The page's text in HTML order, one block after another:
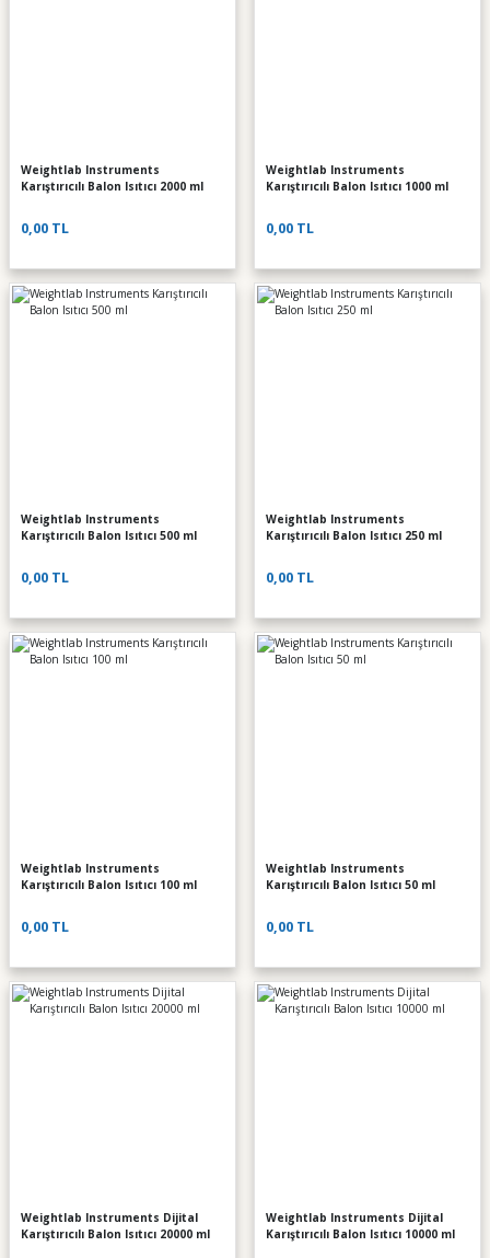
Weightlab Instruments
Karıştırıcılı Balon Isıtıcı 2000 ml
0,00 TL
Weightlab Instruments
Karıştırıcılı Balon Isıtıcı 1000 ml
0,00 TL
Weightlab Instruments
Karıştırıcılı Balon Isıtıcı 500 ml
0,00 TL
Weightlab Instruments
Karıştırıcılı Balon Isıtıcı 250 ml
0,00 TL
Weightlab Instruments
Karıştırıcılı Balon Isıtıcı 100 ml
0,00 TL
Weightlab Instruments
Karıştırıcılı Balon Isıtıcı 50 ml
0,00 TL
Weightlab Instruments Dijital
Karıştırıcılı Balon Isıtıcı 20000 ml
Weightlab Instruments Dijital
Karıştırıcılı Balon Isıtıcı 10000 ml